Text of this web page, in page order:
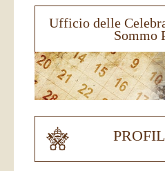
Ufficio delle
Sommo